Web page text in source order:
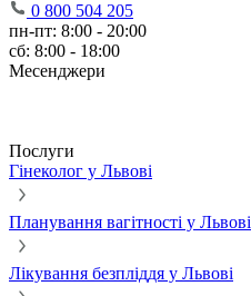
0 800 504 205
пн-пт: 8:00 - 20:00
сб: 8:00 - 18:00
Месенджери
Послуги
Гінеколог у Львові
Планування вагітності у Львові
Лікування безпліддя у Львові